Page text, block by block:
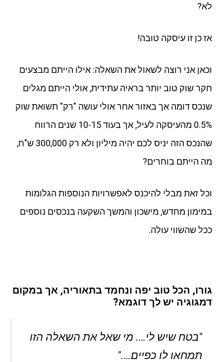
לא?
אז כן זו עיסקה טובה!
וכאן אני רוצה לשאול את השאלה: אילו הייתם מבצעים
חקר שוק טוב יותר בראיה עתידית, אולי הייתם מגלים
שנכס דומה אך באזור אחר אולי עושה "רק" תשואת שוק
0.5% מהעיסקה לעיל, אך בעוד 10-15 שנים הרווח
שהנכס הזה יניס לכם יהיה מיליון ולא רק 300,000 ש"ח,
מה הייתם בוחרים?
וכל זאת מבלי להיכנס לאפשרויות הנוספות הגלומות
במימון מחדש, מישכון והמשך השקעה בנכסים נוספים
ככל שהשווי עולה.
גורו, הכל טוב יפה ונחמד בתאוריה, אך במקום
דמגוגיה יש לך דוגמא?
"בטח שיש לי…. מי שאל את השאלה הזו
תמחאו לו כפיים…."